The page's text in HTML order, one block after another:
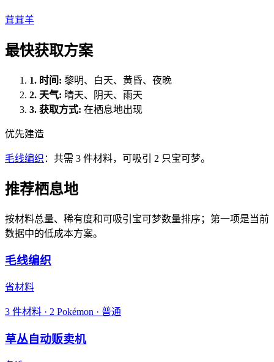
茸茸羊
最快获取方案
1. 时间 : 黎明、白天、黄昏、夜晚
2. 天气: 晴天、阴天、雨天
3. 获取方式: 在栖息地出现
优先建造
毛线编织 ：共需 3 件材料，可吸引 2 只宝可梦。
推荐栖息地
按材料总量、稀有度和可吸引宝可梦数量排序；第一项是当前
数据中的低成本方案。
毛线编织
省材料
3 件材料 · 2 Pokémon · 普通
草丛自动贩卖机